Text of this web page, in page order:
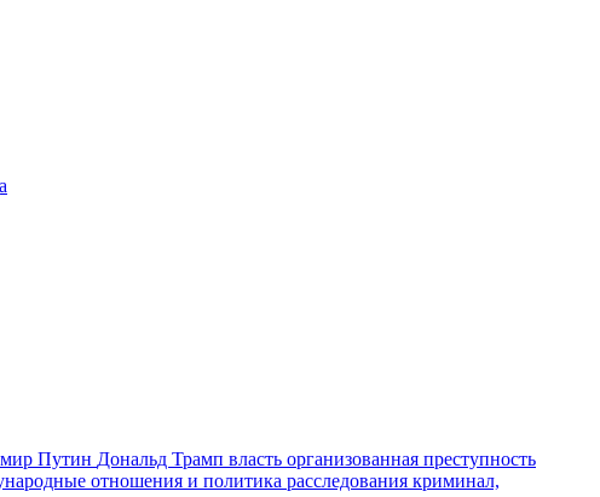
Путин Дональд Трамп власть организованная преступность
отношения и политика расследования криминал,